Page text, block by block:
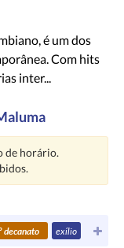
é um dos
Com hits
inter...
de horário.
decanato exílio